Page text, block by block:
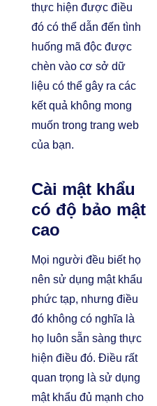
thực hiện được điều
đó có thể dẫn đến tình
huống mã độc được
chèn vào cơ sở dữ
liệu có thể gây ra các
kết quả không mong
muốn trong trang web
của bạn.
Cài mật khẩu
có độ bảo mật
cao
Mọi người đều biết họ
nên sử dụng mật khẩu
phức tạp, nhưng điều
đó không có nghĩa là
họ luôn sẵn sàng thực
hiện điều đó. Điều rất
quan trọng là sử dụng
mật khẩu đủ mạnh cho